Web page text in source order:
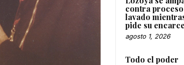
contra
lavado
pide su
agosto 1, 2026
Todo el poder